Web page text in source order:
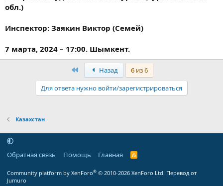
обл.)
Инспектор: Заякин Виктор (Семей)
7 марта, 2024 – 17:00. Шымкент.
ПервыйНазад
6 из 6
Для ответа нужно войти/зарегистрироваться
Казахстан
Обратная связь Помощь Главная
R
Community platform by XenForo® © 2010-2026 XenForo Ltd. Перевод от
Jumuro